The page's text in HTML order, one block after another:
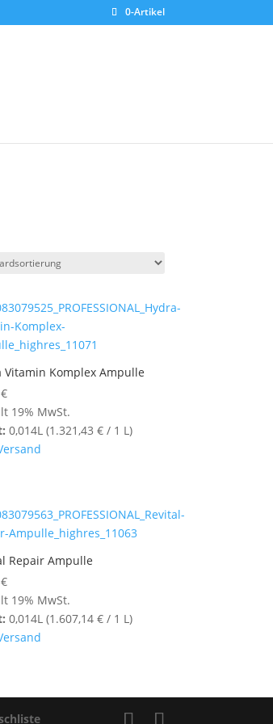
0-Artikel
Vitamin Komplex Ampulle
€
19% MwSt.
0,014L (1.321,43€ / 1 L)
Repair Ampulle
€
19% MwSt.
0,014L (1.607,14€ / 1 L)